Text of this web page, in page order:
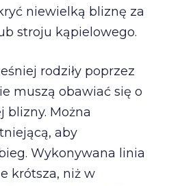
niewielką bliznę za
stroju kąpielowego.
rodziły poprzez
muszą obawiać się o
blizny. Można
aby
Wykonywana linia
krótsza, niż w